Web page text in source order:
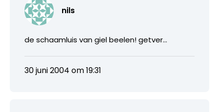
nils
de schaamluis van giel beelen! getver…
30 juni 2004 om 19:31